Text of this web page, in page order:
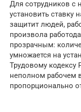
Для сотрудников с
установить ставку
защитит людей,
произвола
прозрачным:
умножается на
Трудовому кодексу
неполном рабочем
пропорционально